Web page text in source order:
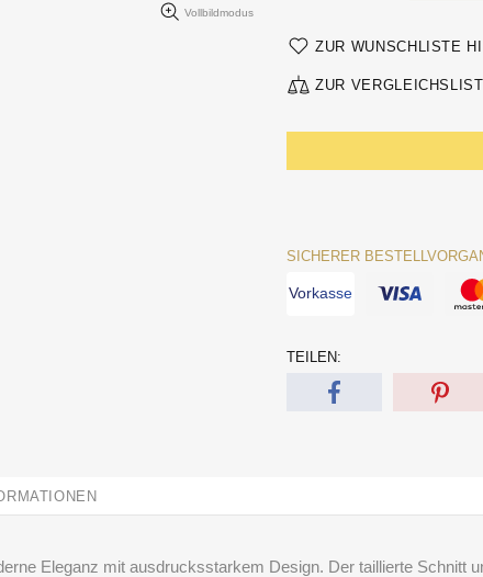
Vollbildmodus
ZUR WUNSCHLISTE
ZUR
SICHERER
Vorkasse
TEILEN:
Eleganz mit ausdrucksstarkem Design. Der taillierte Schnitt